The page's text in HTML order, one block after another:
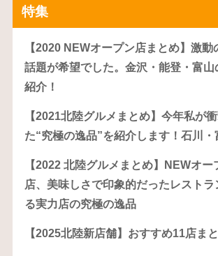
特集
【2020 NEWオープン店まとめ】激動
話題が希望でした。金沢・能登・富山
紹介！
【2021北陸グルメまとめ】今年私が
た“究極の逸品”を紹介します！石川・
【2022 北陸グルメまとめ】NEWオー
店、美味しさで印象的だったレスト
る実力店の究極の逸品
【2025北陸新店舗】おすすめ11店ま